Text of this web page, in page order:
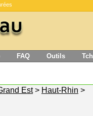
FAQ Outils
Est> Haut-Rhin >